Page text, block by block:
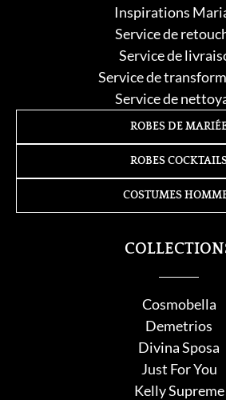
Inspirations
Service de
Service de
Service de
Service de
Cosmobella
Demetrios
Divina Sposa
Just For You
Kelly Supreme
ROBES DE
ROBES
COSTUMES